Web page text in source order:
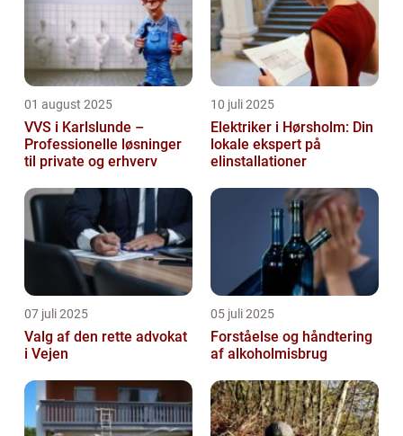
01 august 2025
VVS i Karlslunde –
Professionelle løsninger
til private og erhverv
10 juli 2025
Elektriker i Hørsholm: Din
lokale ekspert på
elinstallationer
07 juli 2025
Valg af den rette advokat
i Vejen
05 juli 2025
Forståelse og håndtering
af alkoholmisbrug